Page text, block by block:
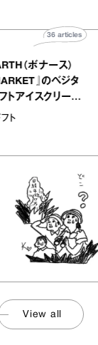
BONEARTH（ボナー
MARKET』のベ
ルクラフトアイスクリ
真野知子の「おいし
しいギフト
36
View all